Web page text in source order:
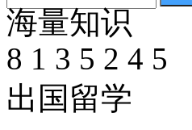
海量知识
8 1 3 5 2 4 5
出国留学